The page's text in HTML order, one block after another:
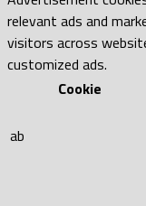
relevant ads and
visitors across
customized ads.
Cookie
ab